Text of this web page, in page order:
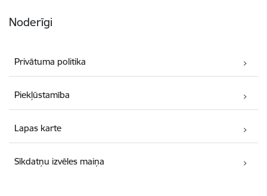
Noderīgi
Privātuma politika
Piekļūstamība
Lapas karte
Sīkdatņu izvēles maiņa